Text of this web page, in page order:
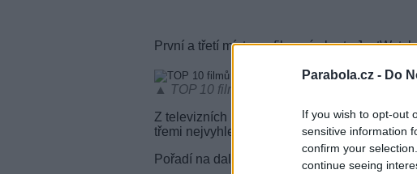
Parabola.cz - Do
If you wish to opt-out
sensitive information
confirm your
continue seeing
První a třetí místo ve filmové charts
▲ TOP 10 filmů července na JustWatch (foto:
Z televizních pořadů nejvíce diváci v
třemi nejvyhledávanějšími tituly se umístily
Pořadí na dalších místech filmů a televizních